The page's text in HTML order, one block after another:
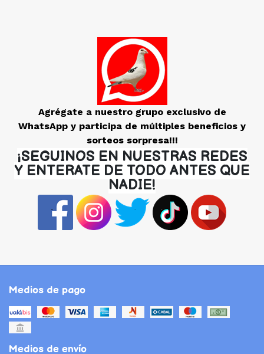
Agrégate a nuestro grupo exclusivo de
WhatsApp y participa de múltiples beneficios y
sorteos sorpresa!!!
¡SEGUINOS EN NUESTRAS REDES
Y ENTERATE DE TODO ANTES QUE
NADIE!
Medios de pago
Medios de envío